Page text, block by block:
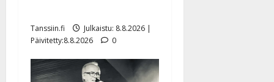
Tanssiin.fi
Julkaistu: 8.8.2026 |
Päivitetty:8.8.2026
0